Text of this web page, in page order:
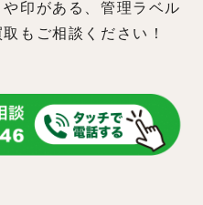
印がある、管理ラベル
もご相談ください！